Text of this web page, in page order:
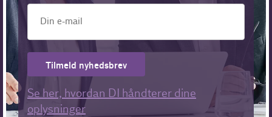
Tilmeld nyhedsbrev
Se her, hvordan DI håndterer dine
oplysninger